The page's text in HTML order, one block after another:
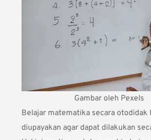
Gambar oleh Pexels
Belajar matematika secara otodidak
diupayakan agar dapat dilakukan